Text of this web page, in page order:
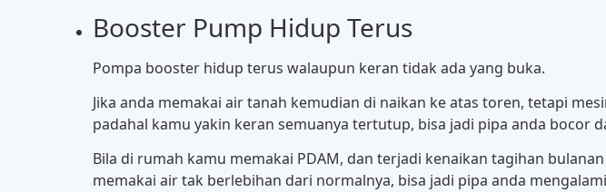
Booster Pump Hidup Terus
Pompa booster hidup terus walaupun keran tidak ada yang buka.
Jika anda memakai air tanah kemudian di naikan ke atas toren, tetapi
padahal kamu yakin keran semuanya tertutup, bisa jadi pipa anda bocor
Bila di rumah kamu memakai PDAM, dan terjadi kenaikan tagihan
memakai air tak berlebihan dari normalnya, bisa jadi pipa anda